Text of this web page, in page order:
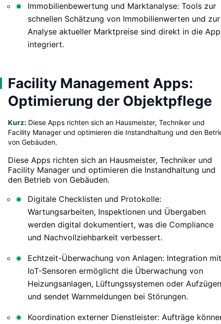
Immobilienbewertung und Marktanalyse: Tools zur
schnellen Schätzung von Immobilienwerten und zur
Analyse aktueller Marktpreise sind direkt in die App
integriert.
Facility Management Apps:
Optimierung der Objektpflege
Kurz: Diese Apps richten sich an Hausmeister, Techniker und
Facility Manager und optimieren die Instandhaltung und den
von Gebäuden.
Diese Apps richten sich an Hausmeister, Techniker und
Facility Manager und optimieren die Instandhaltung und
den Betrieb von Gebäuden.
Digitale Checklisten und Protokolle:
Wartungsarbeiten, Inspektionen und Übergaben
werden digital dokumentiert, was die Compliance
und Nachvollziehbarkeit verbessert.
Echtzeit-Überwachung von Anlagen: Integration mit
IoT-Sensoren ermöglicht die Überwachung von
Heizungsanlagen, Lüftungssystemen oder Aufzügen
und sendet Warnmeldungen bei Störungen.
Koordination externer Dienstleister: Aufträge